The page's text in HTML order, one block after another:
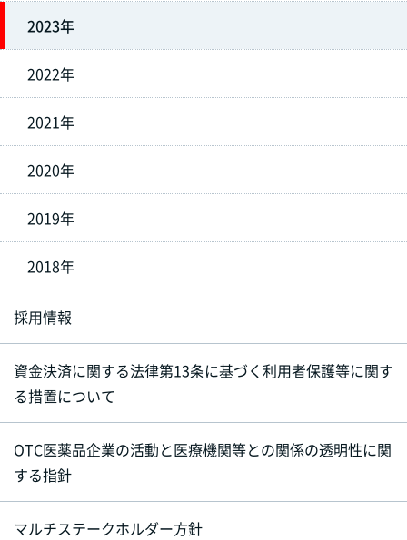
2023年
2022年
2021年
2020年
2019年
2018年
採用情報
資金決済に関する法律第13条に基づく利用者保護等に関す
る措置について
OTC医薬品企業の活動と医療機関等との関係の透明性に関
する指針
マルチステークホルダー方針